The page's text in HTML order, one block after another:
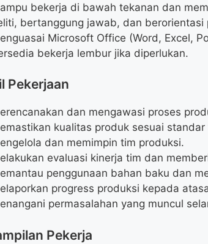
bekerja di bawah tekanan dan
bertanggung jawab, dan berorientasi
Microsoft Office (Word, Excel,
bekerja lembur jika diperlukan.
Pekerjaan
dan mengawasi proses
kualitas produk sesuai
dan memimpin tim produksi.
evaluasi kinerja tim dan
penggunaan bahan baku dan
progress produksi kepada
permasalahan yang muncul
Pekerja